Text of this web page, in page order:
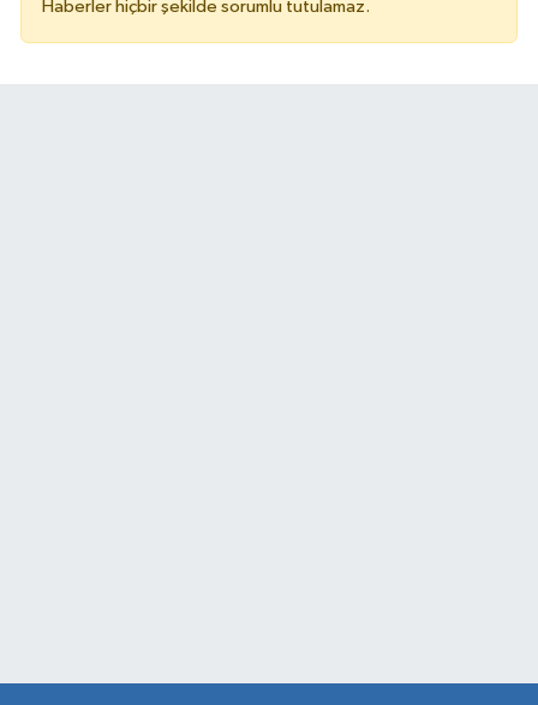
Haberler hiçbir şekilde sorumlu tutulamaz.